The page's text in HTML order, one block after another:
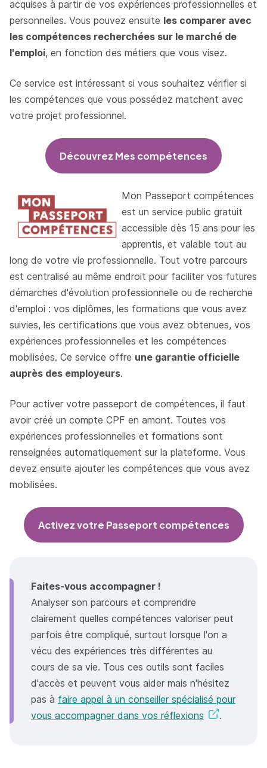
acquises à partir de vos expériences professionnelles et
personnelles. Vous pouvez ensuite les comparer avec
les compétences recherchées sur le marché de
l'emploi, en fonction des métiers que vous visez.
Ce service est intéressant si vous souhaitez vérifier si
les compétences que vous possédez matchent avec
votre projet professionnel.
Découvrez Mes compétences
Mon Passeport compétences
est un service public gratuit
accessible dès 15 ans pour les
apprentis, et valable tout au
long de votre vie professionnelle. Tout votre parcours
est centralisé au même endroit pour faciliter vos futures
démarches d'évolution professionnelle ou de recherche
d'emploi : vos diplômes, les formations que vous avez
suivies, les certifications que vous avez obtenues, vos
expériences professionnelles et les compétences
mobilisées. Ce service offre une garantie officielle
auprès des employeurs.
Pour activer votre passeport de compétences, il faut
avoir créé un compte CPF en amont. Toutes vos
expériences professionnelles et formations sont
renseignées automatiquement sur la plateforme. Vous
devez ensuite ajouter les compétences que vous avez
mobilisées.
Activez votre Passeport compétences
Faites-vous accompagner !
Analyser son parcours et comprendre
clairement quelles compétences valoriser peut
parfois être compliqué, surtout lorsque l'on a
vécu des expériences très différentes au
cours de sa vie. Tous ces outils sont faciles
d'accès et peuvent vous aider mais n'hésitez
pas à faire appel à un conseiller spécialisé pour
vous accompagner dans vos réflexions
.